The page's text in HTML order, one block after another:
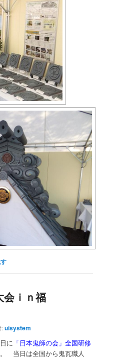
会ｉｎ福
:uisystem
に 「日本鬼師の会」全国研修
当日は全国から鬼瓦職人